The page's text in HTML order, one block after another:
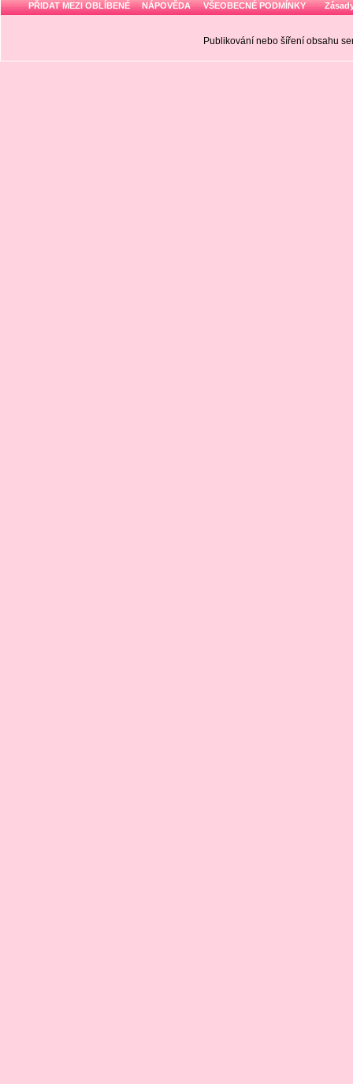
PŘIDAT MEZI OBLÍBENÉ NÁPOVĚDA VŠEOBECNÉ PODMÍNKY
Publikování nebo šíření obsahu